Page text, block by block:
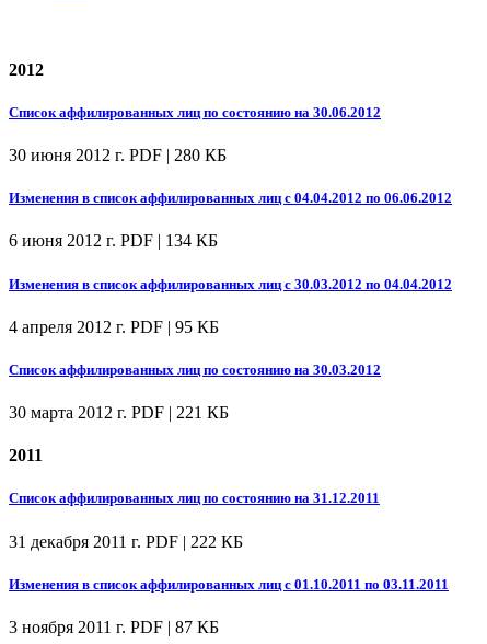
2012
Список аффилированных лиц по состоянию на 30.06.2012
30 июня 2012 г. PDF | 280 КБ
Изменения в список аффилированных лиц с 04.04.2012 по 06.06.2012
6 июня 2012 г. PDF | 134 КБ
Изменения в список аффилированных лиц с 30.03.2012 по 04.04.2012
4 апреля 2012 г. PDF | 95 КБ
Список аффилированных лиц по состоянию на 30.03.2012
30 марта 2012 г. PDF | 221 КБ
2011
Список аффилированных лиц по состоянию на 31.12.2011
31 декабря 2011 г. PDF | 222 КБ
Изменения в список аффилированных лиц с 01.10.2011 по 03.11.2011
3 ноября 2011 г. PDF | 87 КБ